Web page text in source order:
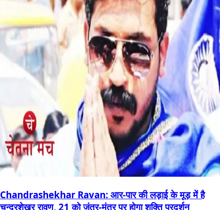
Chandrashekhar Ravan: आर-पार की लड़ाई के मूड़ में है
चन्द्रशेखर रावण, 21 को जंतर-मंतर पर होगा शक्ति प्रदर्शन